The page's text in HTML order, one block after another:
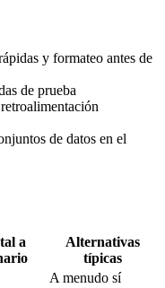
y formateo antes de
de prueba
de datos en el
a
Alternativas
típicas
A menudo sí